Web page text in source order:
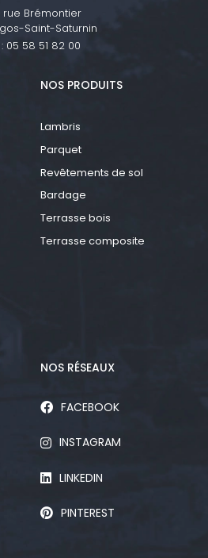
rue Brémontier
Saint-Saturnin
05 58 51 82 00
NOS PRODUITS
Lambris
Parquet
Revêtements de sol
Bardage
Terrasse bois
Terrasse composite
NOS RÉSEAUX
FACEBOOK
INSTAGRAM
LINKEDIN
PINTEREST